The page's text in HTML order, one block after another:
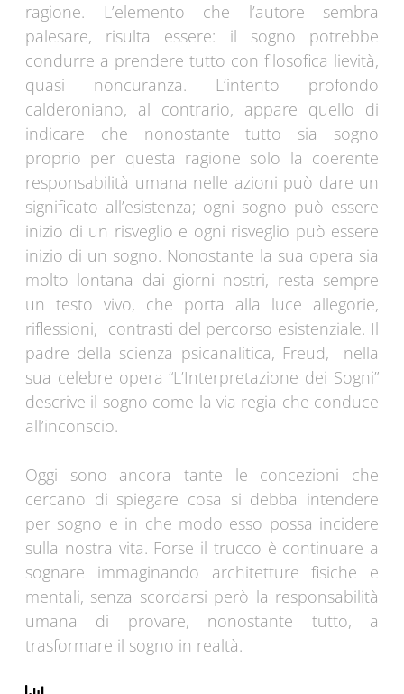
ragione. L’elemento che l’autore sembra
palesare, risulta essere: il sogno potrebbe
condurre a prendere tutto con filosofica lievità,
quasi noncuranza. L’intento profondo
calderoniano, al contrario, appare quello di
indicare che nonostante tutto sia sogno
proprio per questa ragione solo la coerente
responsabilità umana nelle azioni può dare un
significato all’esistenza; ogni sogno può essere
inizio di un risveglio e ogni risveglio può essere
inizio di un sogno. Nonostante la sua opera sia
molto lontana dai giorni nostri, resta sempre
un testo vivo, che porta alla luce allegorie,
riflessioni, contrasti del percorso esistenziale. Il
padre della scienza psicanalitica, Freud, nella
sua celebre opera “L’Interpretazione dei Sogni”
descrive il sogno come la via regia che conduce
all’inconscio.
Oggi sono ancora tante le concezioni che
cercano di spiegare cosa si debba intendere
per sogno e in che modo esso possa incidere
sulla nostra vita. Forse il trucco è continuare a
sognare immaginando architetture fisiche e
mentali, senza scordarsi però la responsabilità
umana di provare, nonostante tutto, a
trasformare il sogno in realtà.